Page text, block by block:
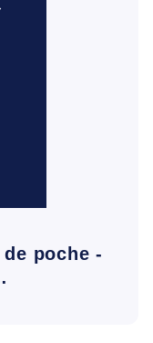
poche -